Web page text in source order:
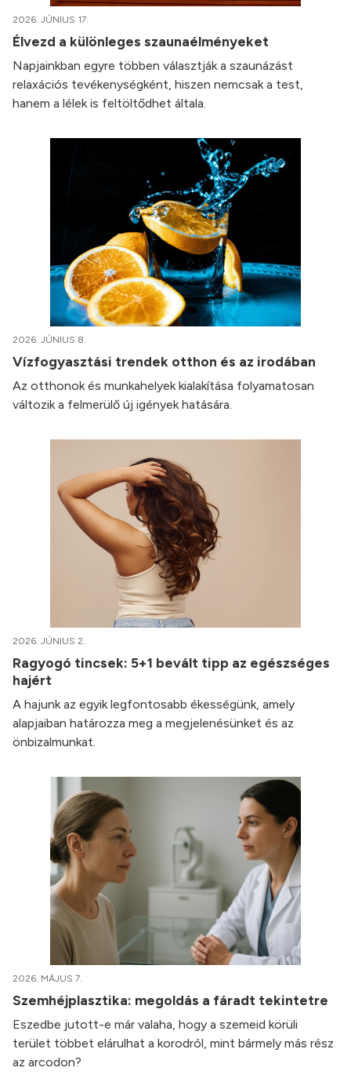
2026. JÚNIUS 17.
Élvezd a különleges szaunaélményeket
Napjainkban egyre többen választják a szaunázást
relaxációs tevékenységként, hiszen nemcsak a test,
hanem a lélek is feltöltődhet általa.
2026. JÚNIUS 8.
Vízfogyasztási trendek otthon és az irodában
Az otthonok és munkahelyek kialakítása folyamatosan
változik a felmerülő új igények hatására.
2026. JÚNIUS 2.
Ragyogó tincsek: 5+1 bevált tipp az egészséges
hajért
A hajunk az egyik legfontosabb ékességünk, amely
alapjaiban határozza meg a megjelenésünket és az
önbizalmunkat.
2026. MÁJUS 7.
Szemhéjplasztika: megoldás a fáradt tekintetre
Eszedbe jutott-e már valaha, hogy a szemeid körüli
terület többet elárulhat a korodról, mint bármely más rész
az arcodon?